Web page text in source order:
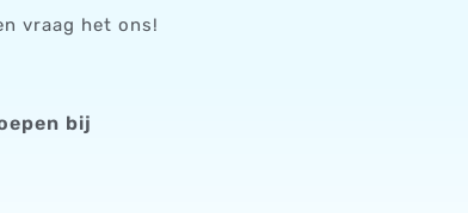
vraag het ons!
bij